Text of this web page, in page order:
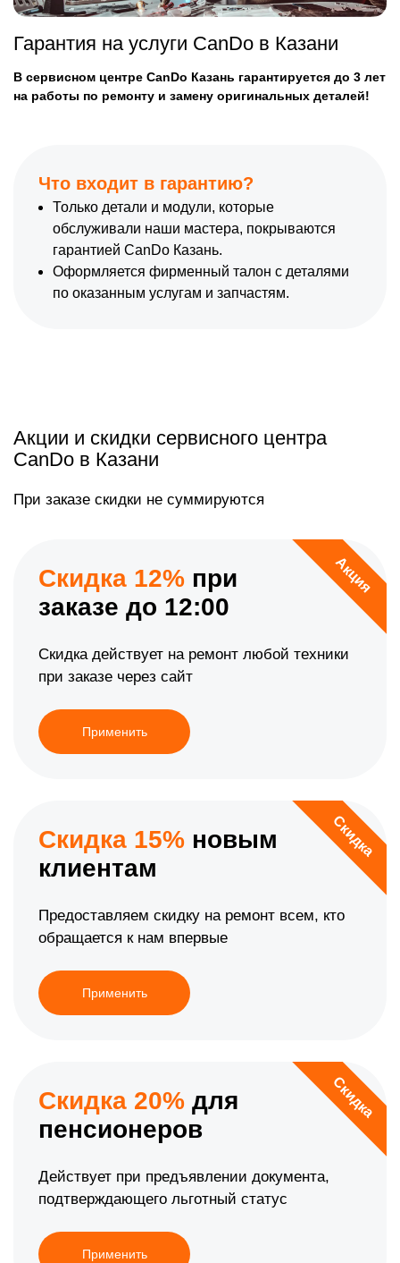
Гарантия на услуги CanDo в Казани
В сервисном центре CanDo Казань гарантируется до 3 лет
на работы по ремонту и замену оригинальных деталей!
Что входит в гарантию?
Только детали и модули, которые
обслуживали наши мастера, покрываются
гарантией CanDo Казань.
Оформляется фирменный талон с деталями
по оказанным услугам и запчастям.
Акции и скидки сервисного центра
CanDo в Казани
При заказе скидки не суммируются
Акция
Скидка 12% при
заказе до 12:00
Скидка действует на ремонт любой техники
при заказе через сайт
Применить
Скидка
Скидка 15% новым
клиентам
Предоставляем скидку на ремонт всем, кто
обращается к нам впервые
Применить
Скидка
Скидка 20% для
пенсионеров
Действует при предъявлении документа,
подтверждающего льготный статус
Применить